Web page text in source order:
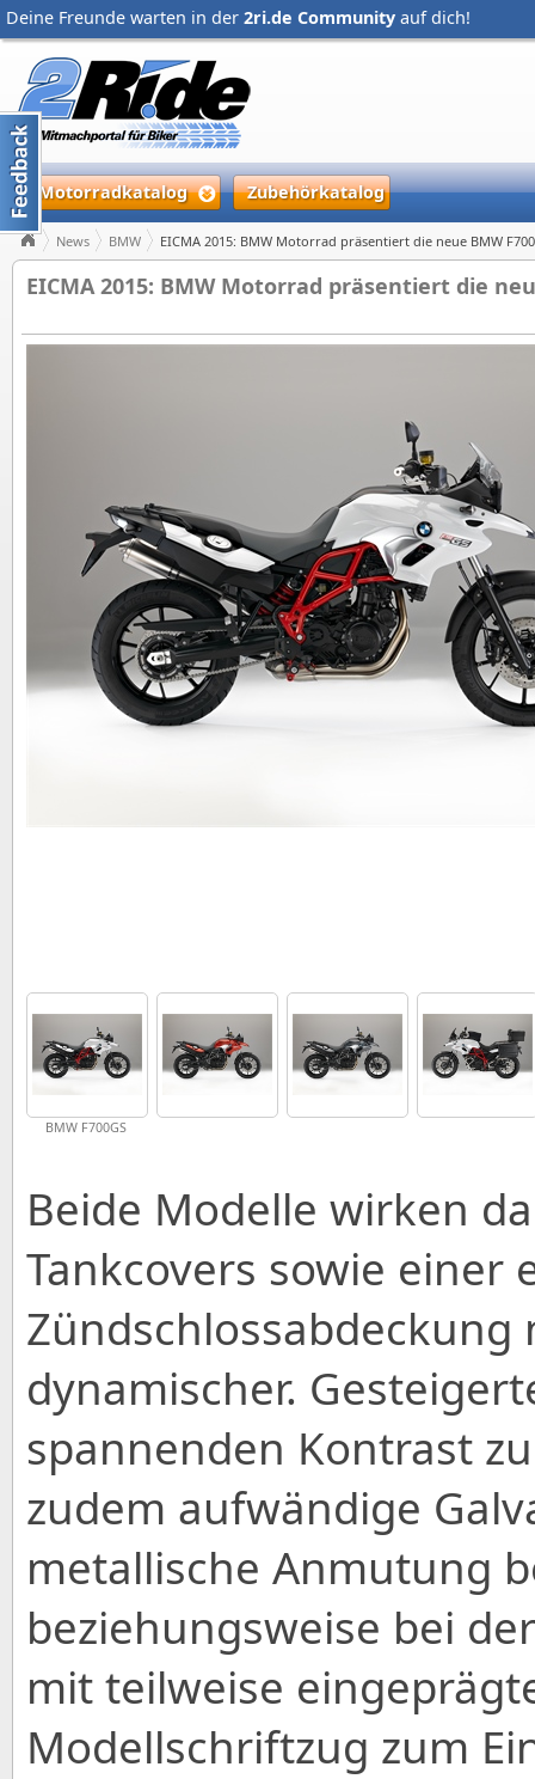
Deine Freunde warten in der 2ri.de Community auf dich!
Motorradkatalog Zubehörkatalog
News BMW EICMA 2015: BMW Motorrad präsentiert die neue BMW
EICMA 2015: BMW Motorrad präsentiert die
BMW F700GS
Beide Modelle wirken
Tankcovers sowie einer
dynamischer.
spannenden Kontrast
zudem aufwändige
metallische Anmutung
beziehungsweise bei
mit teilweise
Modellschriftzug zum